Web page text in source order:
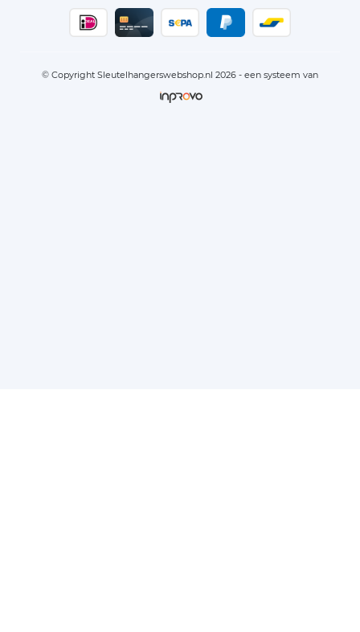
© Copyright Sleutelhangerswebshop.nl 2026 - een systeem van